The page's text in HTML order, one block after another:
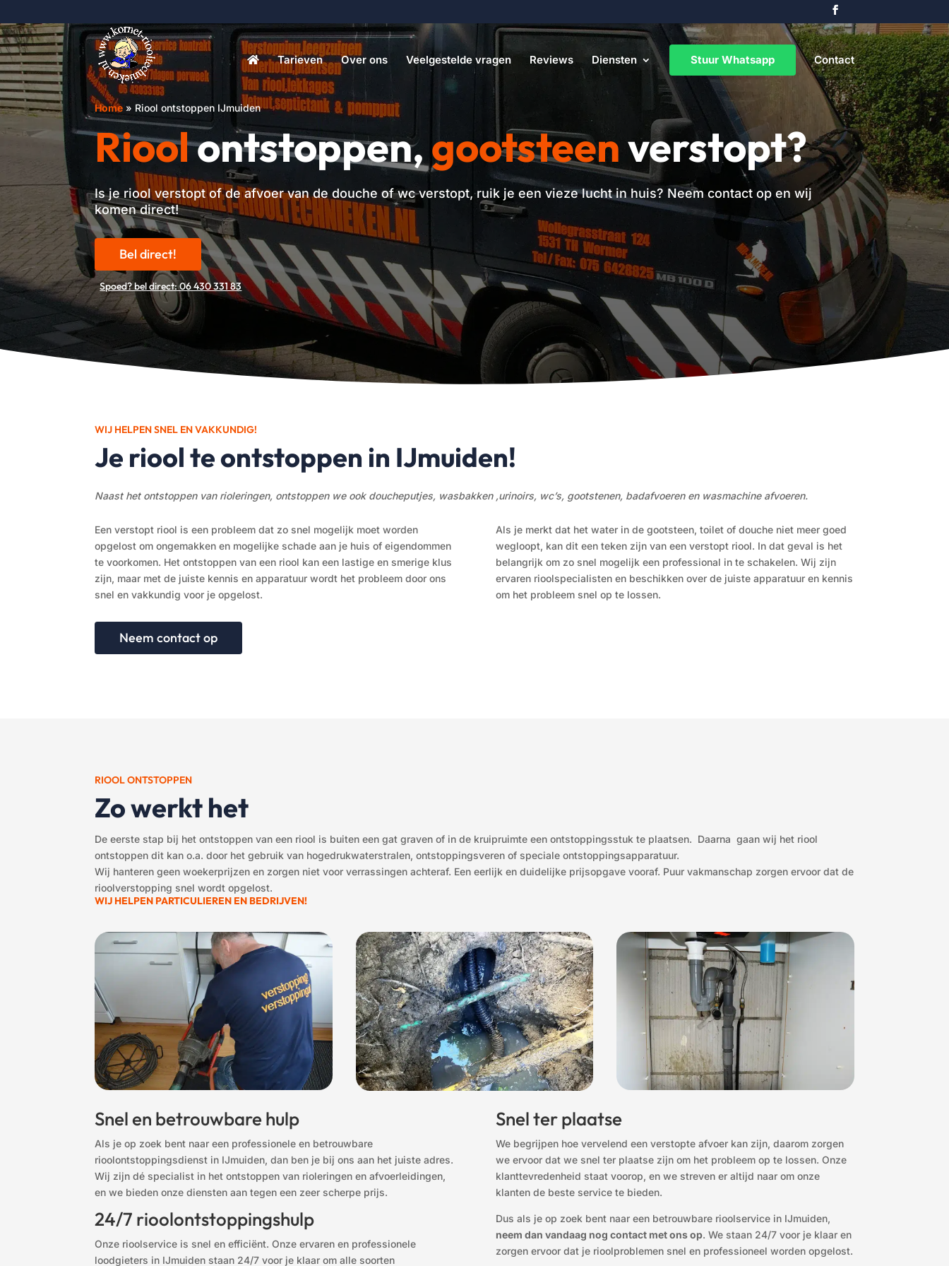
Tarieven Over ons Veelgestelde vragen Reviews Diensten Stuur Whatsapp Contact
Home » Riool ontstoppen IJmuiden
Rioolontstoppen,gootsteenverstopt?
Is je riool verstopt of de afvoer van de douche of wc verstopt, ruik je een vieze lucht in huis? Neem contact op en wij
komen direct!
Bel direct!
Spoed? bel direct: 06 430 331 83
WIJ HELPEN SNEL EN VAKKUNDIG!
Je riool te ontstoppen in IJmuiden!
Naast het ontstoppen van rioleringen, ontstoppen we ook doucheputjes, wasbakken ,urinoirs, wc’s, gootstenen, badafvoeren en wasmachine afvoeren.
Een verstopt riool is een probleem dat zo snel mogelijk moet worden
opgelost om ongemakken en mogelijke schade aan je huis of eigendommen
te voorkomen. Het ontstoppen van een riool kan een lastige en smerige klus
zijn, maar met de juiste kennis en apparatuur wordt het probleem door ons
snel en vakkundig voor je opgelost.
Als je merkt dat het water in de gootsteen, toilet of douche niet meer goed
wegloopt, kan dit een teken zijn van een verstopt riool. In dat geval is het
belangrijk om zo snel mogelijk een professional in te schakelen. Wij zijn
ervaren rioolspecialisten en beschikken over de juiste apparatuur en kennis
om het probleem snel op te lossen.
Neem contact op
RIOOL ONTSTOPPEN
Zo werkt het
De eerste stap bij het ontstoppen van een riool is buiten een gat graven of in de kruipruimte een ontstoppingsstuk te plaatsen. Daarna gaan wij het riool
ontstoppen dit kan o.a. door het gebruik van hogedrukwaterstralen, ontstoppingsveren of speciale ontstoppingsapparatuur.
Wij hanteren geen woekerprijzen en zorgen niet voor verrassingen achteraf. Een eerlijk en duidelijke prijsopgave vooraf. Puur vakmanschap zorgen ervoor dat de
rioolverstopping snel wordt opgelost.
WIJ HELPEN PARTICULIEREN EN BEDRIJVEN!
Snel en betrouwbare hulp
Als je op zoek bent naar een professionele en betrouwbare
rioolontstoppingsdienst in IJmuiden, dan ben je bij ons aan het juiste adres.
Wij zijn dé specialist in het ontstoppen van rioleringen en afvoerleidingen,
en we bieden onze diensten aan tegen een zeer scherpe prijs.
24/7 rioolontstoppingshulp
Onze rioolservice is snel en efficiënt. Onze ervaren en professionele
loodgieters in IJmuiden staan 24/7 voor je klaar om alle soorten
Snel ter plaatse
We begrijpen hoe vervelend een verstopte afvoer kan zijn, daarom zorgen
we ervoor dat we snel ter plaatse zijn om het probleem op te lossen. Onze
klanttevredenheid staat voorop, en we streven er altijd naar om onze
klanten de beste service te bieden.
Dus als je op zoek bent naar een betrouwbare rioolservice in IJmuiden,
neem dan vandaag nog contact met ons op. We staan 24/7 voor je klaar en
zorgen ervoor dat je rioolproblemen snel en professioneel worden opgelost.